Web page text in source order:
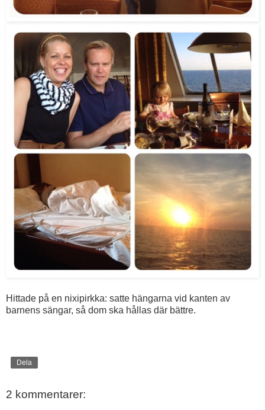
Hittade på en nixipirkka: satte hängarna vid kanten av
barnens sängar, så dom ska hållas där bättre.
Dela
2 kommentarer: